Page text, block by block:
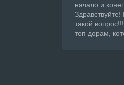
начало и конец,
такой
топ дорам,